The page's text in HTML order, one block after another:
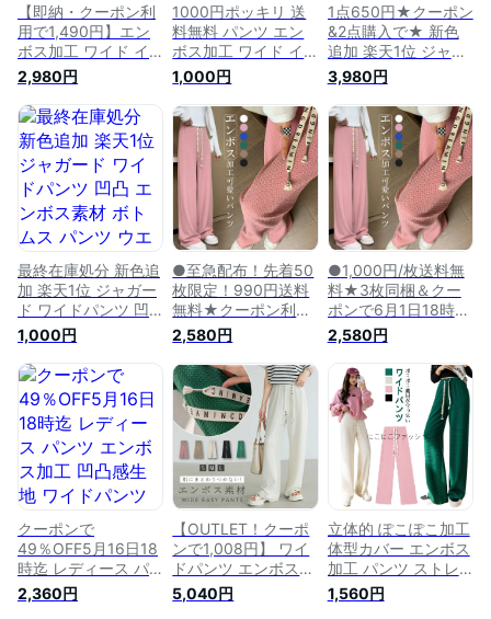
【即納・クーポン利
用で1,490円】エン
ボス加工 ワイド イ
ージー パンツ レデ
ィース ボトムス 凹
凸 春 夏 イージーパ
ンツ ワイドパンツ
スラックス 美シルエ
ット 美脚 脚長 ロゴ
紐 ウエストゴム 楽
ちん ゆったり 無地
可愛い シンプル お
しゃれ カジュアルス
トレートパンツ
2,980円
1000円ポッキリ 送
料無料 パンツ エン
ボス加工 ワイド イ
ージー レディース
ボトムス 凹凸 春 夏
イージーパンツ ワイ
ドパンツ スラックス
美シルエット 美脚
脚長 ロゴ紐 ウエス
トゴム 楽ちん ゆっ
たり 無地 可愛い シ
ンプル おしゃれ カ
ジュアルストレート
パンツ
1,000円
1点650円★クーポン
&2点購入で★ 新色
追加 楽天1位 ジャガ
ード ワイドパンツ
凹凸 エンボス素材
ボトムス パンツ ウ
エストゴム リラック
ス ぽこぽこ ポップ
コーン 美脚 無地
【dm096】【予約販
売：8/28〜9/4発送
予定】【送料無料】
メ込
3,980円
最終在庫処分 新色追
加 楽天1位 ジャガー
ド ワイドパンツ 凹
凸 エンボス素材 ボ
トムス パンツ ウエ
ストゴム リラックス
ぽこぽこ ポップコー
ン 美脚 無地
【dm096】【即納
【即納：3〜5営業日
発送予定】【送料無
料】メ込
1,000円
●至急配布！先着50
枚限定！990円送料
無料★クーポン利用
で●パンツ レディー
ス エンボス加工 凹
凸感生地 ワイドパン
ツ ストレートパンツ
楽ちん ウエストゴム
春夏 ウェスト紐付き
調整可 きれいめ カ
ジュアルパンツ
2,580円
●1,000円/枚送料無
料★3枚同梱＆クー
ポンで6月1日18時迄
● レディース パンツ
エンボス加工 凹凸感
生地 ワイドパンツ
ストレートパンツ 楽
ちん ウエストゴム
春夏 ウェスト紐付き
調整可 きれいめ カ
ジュアルパンツ
2,580円
クーポンで
49％OFF5月16日18
時迄 レディース パ
ンツ エンボス加工
凹凸感生地 ワイドパ
2,360円
【OUTLET！クーポ
ンで1,008円】 ワイ
ドパンツ エンボス加
工 ストレートパンツ
レディース パンツ
5,040円
立体的 ぽこぽこ加工
体型カバー エンボス
加工 パンツ ストレ
ートパンツ 紐付き
ポップコーン ワイド
1,560円